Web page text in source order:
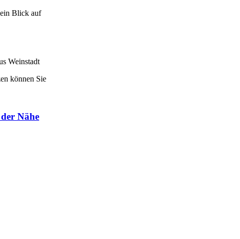
ein Blick auf
Weinstadt
können Sie
Nähe